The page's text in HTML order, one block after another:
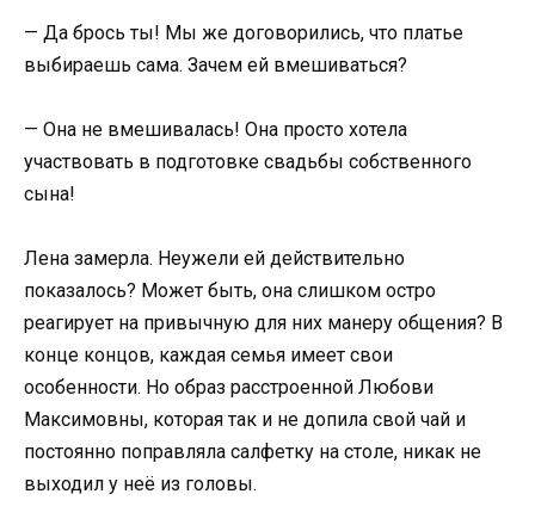
— Да брось ты! Мы же договорились, что платье
выбираешь сама. Зачем ей вмешиваться?
— Она не вмешивалась! Она просто хотела
участвовать в подготовке свадьбы собственного
сына!
Лена замерла. Неужели ей действительно
показалось? Может быть, она слишком остро
реагирует на привычную для них манеру общения? В
конце концов, каждая семья имеет свои
особенности. Но образ расстроенной Любови
Максимовны, которая так и не допила свой чай и
постоянно поправляла салфетку на столе, никак не
выходил у неё из головы.